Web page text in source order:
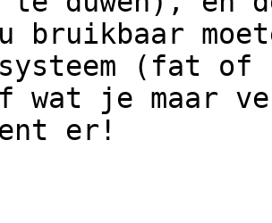
bruikbaar
(fat of
wat je maar
er!